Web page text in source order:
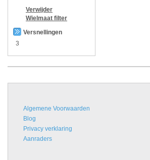
Verwijder
Wielmaat filter
Versnellingen
3
Algemene Voorwaarden
Blog
Privacy verklaring
Aanraders